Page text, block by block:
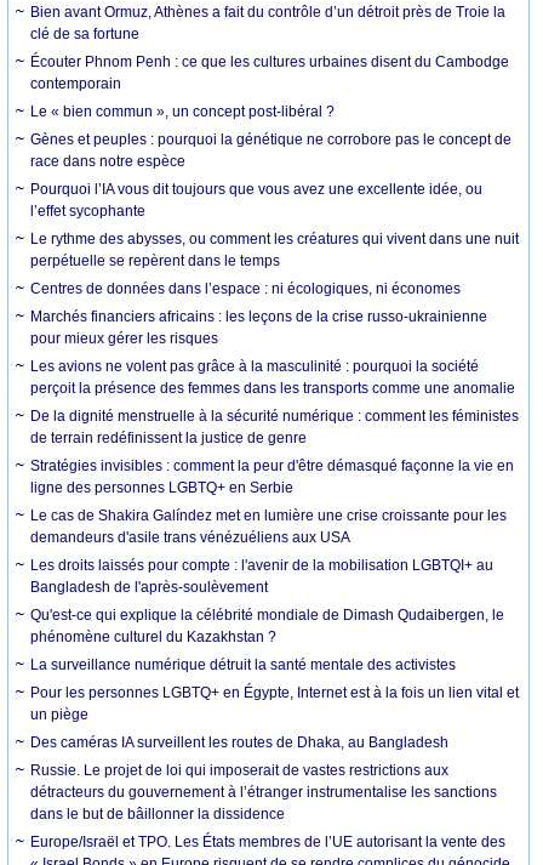
Bien avant Ormuz, Athènes a fait du contrôle d’un détroit près de Troie la
clé de sa fortune
Écouter Phnom Penh : ce que les cultures urbaines disent du Cambodge
contemporain
Le « bien commun », un concept post-libéral ?
Gènes et peuples : pourquoi la génétique ne corrobore pas le concept de
race dans notre espèce
Pourquoi l’IA vous dit toujours que vous avez une excellente idée, ou
l’effet sycophante
Le rythme des abysses, ou comment les créatures qui vivent dans une nuit
perpétuelle se repèrent dans le temps
Centres de données dans l’espace : ni écologiques, ni économes
Marchés financiers africains : les leçons de la crise russo-ukrainienne
pour mieux gérer les risques
Les avions ne volent pas grâce à la masculinité : pourquoi la société
perçoit la présence des femmes dans les transports comme une anomalie
De la dignité menstruelle à la sécurité numérique : comment les féministes
de terrain redéfinissent la justice de genre
Stratégies invisibles : comment la peur d'être démasqué façonne la vie en
ligne des personnes LGBTQ+ en Serbie
Le cas de Shakira Galíndez met en lumière une crise croissante pour les
demandeurs d'asile trans vénézuéliens aux USA
Les droits laissés pour compte : l'avenir de la mobilisation LGBTQI+ au
Bangladesh de l'après-soulèvement
Qu'est-ce qui explique la célébrité mondiale de Dimash Qudaibergen, le
phénomène culturel du Kazakhstan ?
La surveillance numérique détruit la santé mentale des activistes
Pour les personnes LGBTQ+ en Égypte, Internet est à la fois un lien vital et
un piège
Des caméras IA surveillent les routes de Dhaka, au Bangladesh
Russie. Le projet de loi qui imposerait de vastes restrictions aux
détracteurs du gouvernement à l’étranger instrumentalise les sanctions
dans le but de bâillonner la dissidence
Europe/Israël et TPO. Les États membres de l’UE autorisant la vente des